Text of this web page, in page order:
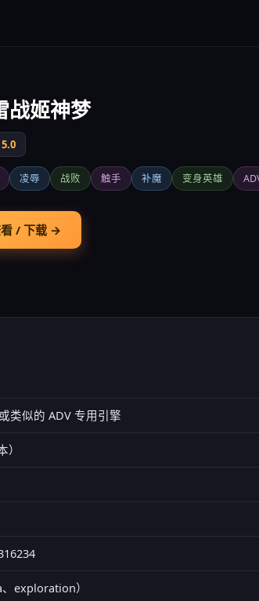
战姬神梦
凌辱 战败 触手 补魔 变身英雄
/ 下载 →
类似的 ADV 专用引擎
exploration）